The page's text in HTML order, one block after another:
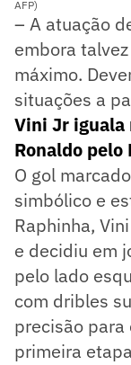
AFP)
– A atuação
embora
máximo.
situações a
Vini Jr iguala
Ronaldo pelo
O gol
simbólico e
Raphinha,
e decidiu em
pelo lado
com dribles
precisão
primeira